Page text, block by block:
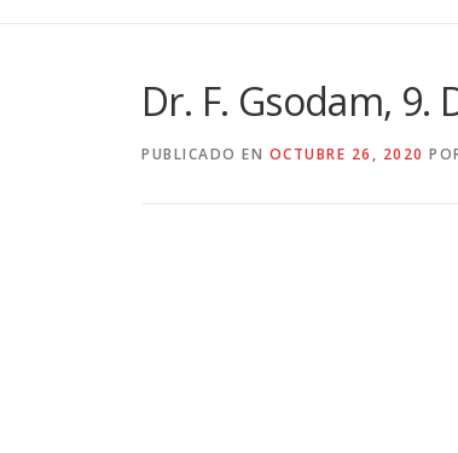
Dr. F. Gsodam, 9.
PUBLICADO EN OCTUBRE 26, 2020